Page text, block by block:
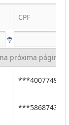
CPF
próxima página)
***40077490**
***58687434**